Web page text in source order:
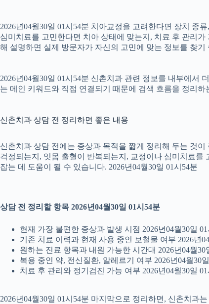
2026년04월30일 01시54분 치아교정을 고려한다면 장치 종
심미치료를 고민한다면 치아 상태에 맞는지, 치료 후 관리
해 설명하면 실제 방문자가 자신의 고민에 맞는 정보를 찾기
2026년04월30일 01시54분 신촌치과 관련 정보를 내부에서
는 메인 키워드와 직접 연결되기 때문에 검색 흐름을 정리
신촌치과 상담 전 정리하면 좋은 내용
신촌치과 상담 전에는 증상과 목적을 짧게 정리해 두는 것
걱정되는지, 잇몸 출혈이 반복되는지, 교정이나 심미치료를
잡는 데 도움이 될 수 있습니다. 2026년04월30일 01시54분
상담 전 정리할 항목 2026년04월30일 01시54분
현재 가장 불편한 증상과 발생 시점 2026년04월30일 01
기존 치료 이력과 현재 사용 중인 보철물 여부 2026년
원하는 진료 항목과 내원 가능한 시간대 2026년04월30
복용 중인 약, 전신질환, 알레르기 여부 2026년04월30
치료 후 관리와 정기검진 가능 여부 2026년04월30일 01
2026년04월30일 01시54분 마지막으로 정리하면, 신촌치과